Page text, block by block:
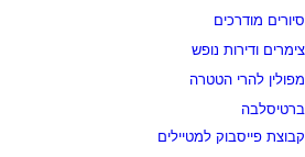
סיורים מודרכים
צימרים ודירות נופש
מפולין להרי הטטרה
ברטיסלבה
קבוצת פייסבוק למטיילים